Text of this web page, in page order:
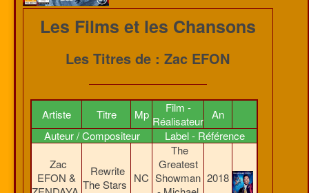
Les Films et les Chansons
Les Titres de : Zac EFON
Artiste Titre Mp
Film -
Réalisateur An
Auteur / Compositeur
Label - Référence
Zac
EFON &
Rewrite
The Stars NC
The
Greatest
Showman 2018